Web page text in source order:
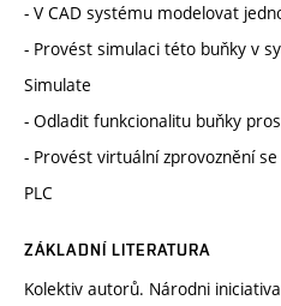
- V CAD systému modelovat
- Provést simulaci této buňky v
Simulate
- Odladit funkcionalitu buňky
- Provést virtuální zprovoznění
PLC
ZÁKLADNÍ LITERATURA
Kolektiv autorů. Národni